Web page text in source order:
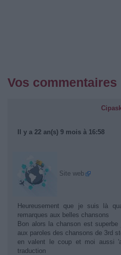
Vos commentaires
Il y a 22 an(s) 9 mois à 16:58
Site web
Heureusement que je suis là
remarques aux belles chansons
Bon alors la chanson est
aux paroles des chansons de 3rd
en valent le coup et moi aussi
traduction